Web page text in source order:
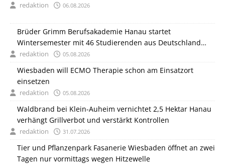
redaktion 06.08.2026
Brüder Grimm Berufsakademie Hanau startet
Wintersemester mit 46 Studierenden aus Deutschland
und Italien
redaktion 05.08.2026
Wiesbaden will ECMO Therapie schon am Einsatzort
einsetzen
redaktion 05.08.2026
Waldbrand bei Klein-Auheim vernichtet 2,5 Hektar Hanau
verhängt Grillverbot und verstärkt Kontrollen
redaktion 31.07.2026
Tier und Pflanzenpark Fasanerie Wiesbaden öffnet an zwei
Tagen nur vormittags wegen Hitzewelle